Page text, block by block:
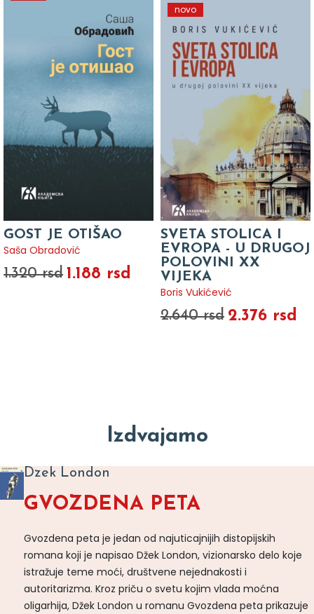
GOST JE OTIŠAO
Saša Obradović
1.320 rsd 1.188 rsd
novo
SVETA STOLICA I
EVROPA - U DRUGOJ
POLOVINI XX
VIJEKA
Boris Vukićević
2.640 rsd 2.376 rsd
Izdvajamo
Dzek London
GVOZDENA PETA
Gvozdena peta je jedan od najuticajnijih distopijskih
romana koji je napisao Džek London, vizionarsko delo koje
istražuje teme moći, društvene nejednakosti i
autoritarizma. Kroz priču o svetu kojim vlada moćna
oligarhija, Džek London u romanu Gvozdena peta prikazuje